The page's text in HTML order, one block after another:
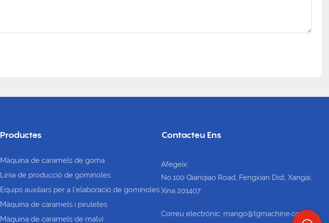
Productes
Màquina de caramels de goma
Línia de producció de gominoles
Equips auxiliars per a l'elaboració de gominoles
Màquina de caramels i piruletes
Màquina de caramels de malví
Contacteu Ens
Afegeix:
No.100 Qianqiao Road, Fengxian Dist, Xangai,
Xina 201407
Correu electrònic: mango@tgmachine.com